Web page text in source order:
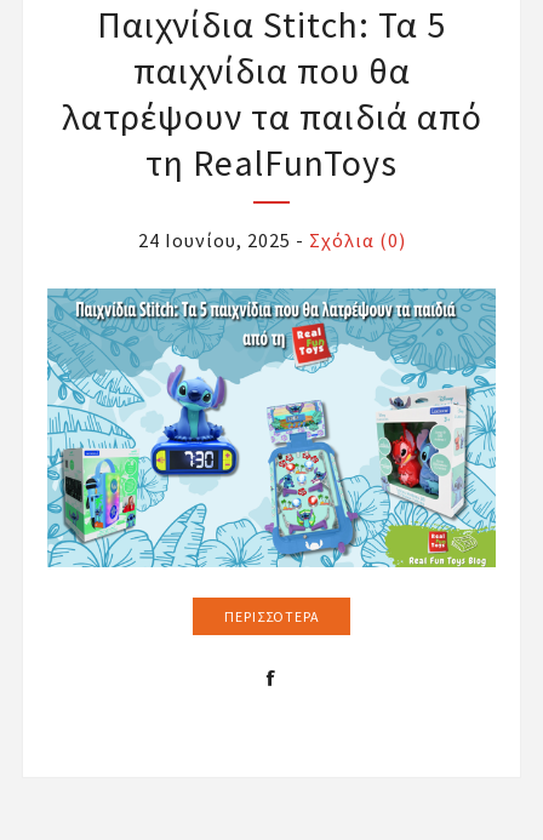
Παιχνίδια Stitch: Τα 5
παιχνίδια που θα
λατρέψουν τα παιδιά από
τη RealFunToys
24 Ιουνίου, 2025 - Σχόλια (0)
ΠΕΡΙΣΣΌΤΕΡΑ